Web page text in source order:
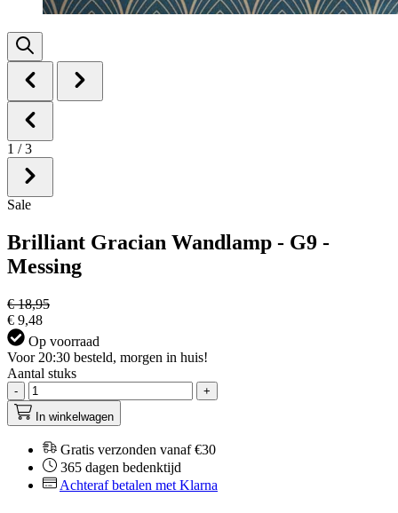
1 / 3
Sale
Brilliant Gracian Wandlamp - G9 -
Messing
€ 18,95
€ 9,48
Op voorraad
Voor 20:30 besteld, morgen in huis!
Aantal stuks
-
+
In winkelwagen
Gratis verzonden vanaf €30
365 dagen bedenktijd
Achteraf betalen met Klarna